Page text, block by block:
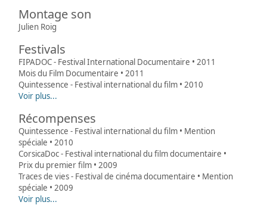
Montage son
Julien Roig
Festivals
FIPADOC - Festival International Documentaire • 2011
Mois du Film Documentaire • 2011
Quintessence - Festival international du film • 2010
Voir plus...
Récompenses
Quintessence - Festival international du film • Mention
spéciale • 2010
CorsicaDoc - Festival international du film documentaire •
Prix du premier film • 2009
Traces de vies - Festival de cinéma documentaire • Mention
spéciale • 2009
Voir plus...